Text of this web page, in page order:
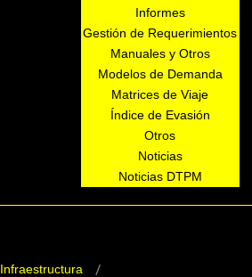
Informes
Gestión de Requerimientos
Manuales y Otros
Modelos de Demanda
Matrices de Viaje
Índice de Evasión
Otros
Noticias
Noticias DTPM
Infraestructura